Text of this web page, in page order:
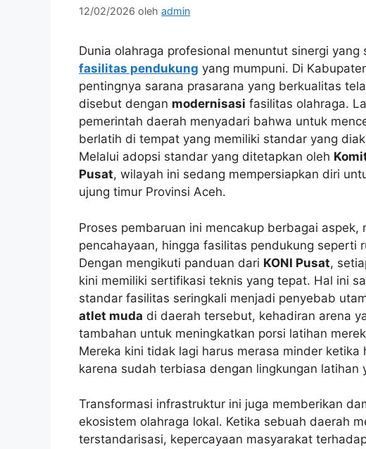
12/02/2026 oleh admin
Dunia olahraga profesional menuntut sinergi
fasilitas pendukung yang mumpuni. Di
pentingnya sarana prasarana yang berkualitas
disebut dengan modernisasi fasilitas olahraga.
pemerintah daerah menyadari bahwa untuk
berlatih di tempat yang memiliki standar yang
Melalui adopsi standar yang ditetapkan oleh
Pusat, wilayah ini sedang mempersiapkan diri
ujung timur Provinsi Aceh.
Proses pembaruan ini mencakup berbagai
pencahayaan, hingga fasilitas pendukung seperti
Dengan mengikuti panduan dari KONI Pusat,
kini memiliki sertifikasi teknis yang tepat. Hal ini
standar fasilitas seringkali menjadi penyebab
atlet muda di daerah tersebut, kehadiran arena
tambahan untuk meningkatkan porsi latihan
Mereka kini tidak lagi harus merasa minder
karena sudah terbiasa dengan lingkungan latihan
Transformasi infrastruktur ini juga memberikan
ekosistem olahraga lokal. Ketika sebuah daerah
terstandarisasi, kepercayaan masyarakat